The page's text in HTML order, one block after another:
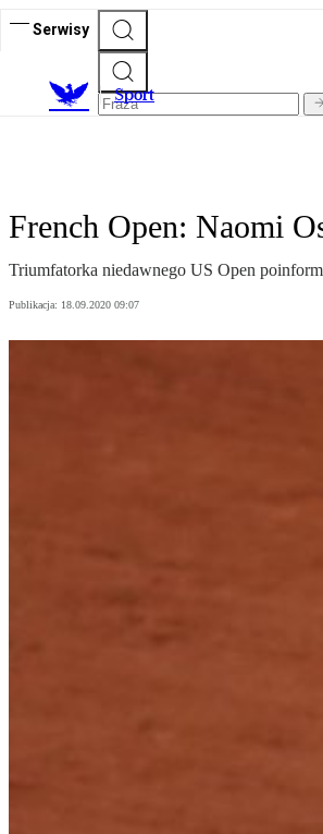
Serwisy
Sport
French Open: Naomi
Triumfatorka niedawnego US Open
Publikacja: 18.09.2020 09:07